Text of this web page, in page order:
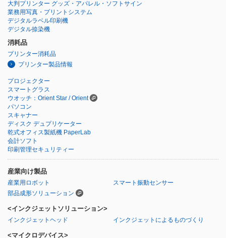
大判プリンター グッズ・アパレル・ソフトサイン
業務用写真・プリントシステム
デジタルラベル印刷機
デジタル捺染機
消耗品
プリンター消耗品
プリンター製品情報
プロジェクター
スマートグラス
ウオッチ：Orient Star / Orient
パソコン
スキャナー
ディスク デュプリケーター
乾式オフィス製紙機 PaperLab
会計ソフト
印刷管理セキュリティー
産業向け製品
産業用ロボット
スマート振動センサー
部品成形ソリューション
<インクジェットソリューション>
インクジェットヘッド インクジェットによるものづくり
<マイクロデバイス>